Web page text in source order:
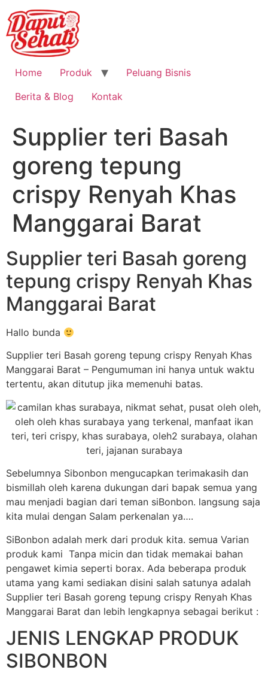
Home Produk
Peluang Bisnis
Berita & Blog
Kontak
Supplier teri Basah
goreng tepung
crispy Renyah Khas
Manggarai Barat
Supplier teri Basah goreng
tepung crispy Renyah Khas
Manggarai Barat
Hallo bunda
Supplier teri Basah goreng tepung crispy Renyah Khas
Manggarai Barat – Pengumuman ini hanya untuk waktu
tertentu, akan ditutup jika memenuhi batas.
Sebelumnya Sibonbon mengucapkan terimakasih dan
bismillah oleh karena dukungan dari bapak semua yang
mau menjadi bagian dari teman siBonbon. langsung saja
kita mulai dengan Salam perkenalan ya….
SiBonbon adalah merk dari produk kita. semua Varian
produk kami Tanpa micin dan tidak memakai bahan
pengawet kimia seperti borax. Ada beberapa produk
utama yang kami sediakan disini salah satunya adalah
Supplier teri Basah goreng tepung crispy Renyah Khas
Manggarai Barat dan lebih lengkapnya sebagai berikut :
JENIS LENGKAP PRODUK
SIBONBON